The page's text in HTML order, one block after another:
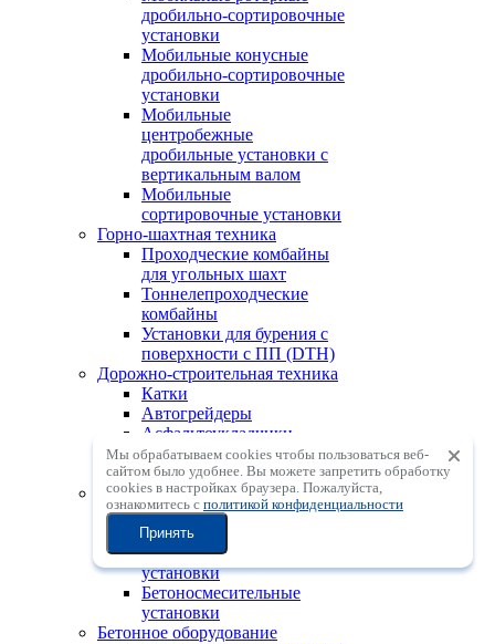
дробильно-сортировочные
установки
Мобильные конусные
дробильно-сортировочные
установки
Мобильные
центробежные
дробильные установки с
вертикальным валом
Мобильные
сортировочные установки
Горно-шахтная техника
Проходческие комбайны
для угольных шахт
Тоннелепроходческие
комбайны
Установки для бурения с
поверхности с ПП (DTH)
Дорожно-строительная техника
Катки
Автогрейдеры
Асфальтоукладчики
Фрезы
Ресайклеры
АСУ, ГСУ, БСУ
Асфальтосмесительные
установки
Грунтосмесительные
установки
Бетоносмесительные
установки
Бетонное оборудование
Мы обрабатываем cookies чтобы пользоваться веб-
сайтом было удобнее. Вы можете запретить обработку
сookies в настройках браузера. Пожалуйста,
ознакомитесь с политикой конфиденциальности
Принять